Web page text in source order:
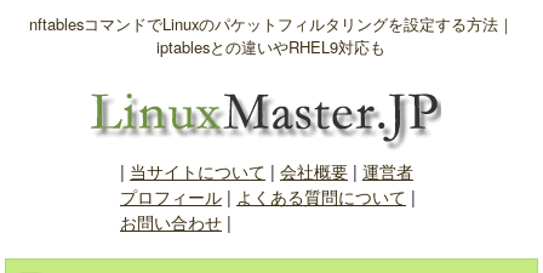
nftablesコマンドでLinuxのパケットフィルタリングを設定する方法｜
iptablesとの違いやRHEL9対応も
| 当サイトについて | 会社概要| 運営者
プロフィール| よくある質問について |
お問い合わせ|